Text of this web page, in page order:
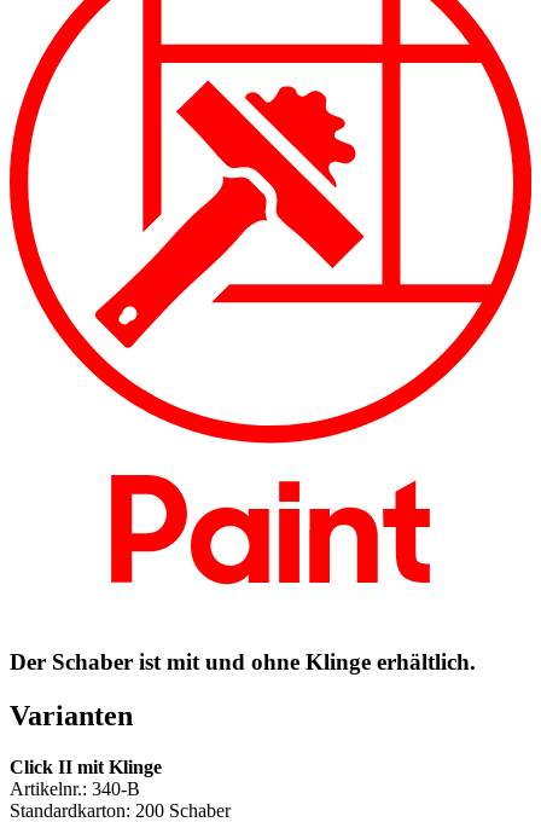
Der Schaber ist mit und ohne Klinge erhältlich.
Varianten
Click II mit Klinge
Artikelnr.: 340-B
Standardkarton: 200 Schaber